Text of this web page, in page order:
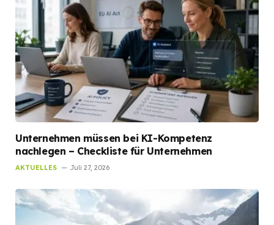
Unternehmen müssen bei KI-Kompetenz
nachlegen – Checkliste für Unternehmen
AKTUELLES Juli 27, 2026